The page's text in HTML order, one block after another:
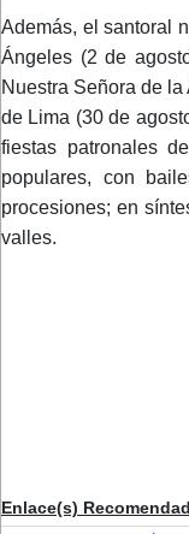
Además, el santoral
Ángeles (2 de
Nuestra Señora de
de Lima (30 de
fiestas patronales
populares, con
procesiones; en
valles.
Enlace(s)